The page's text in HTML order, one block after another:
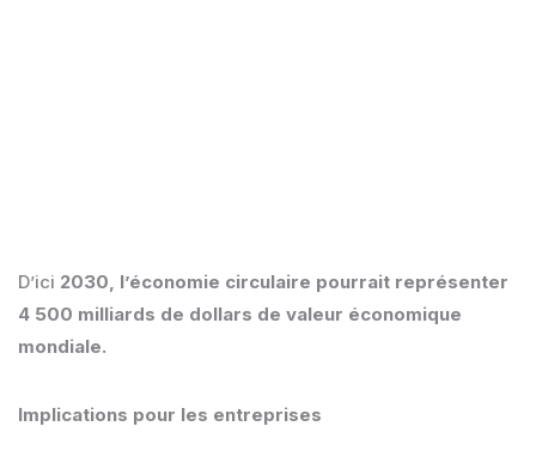
D’ici 2030, l’économie circulaire pourrait représenter
4 500 milliards de dollars de valeur économique
mondiale.
Implications pour les entreprises